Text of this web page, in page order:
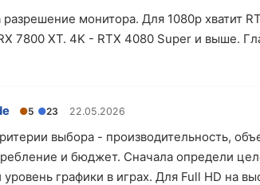
монитора. Для 1080p хватит
7800 XT. 4K - RTX 4080 Super и выше.
●5 ●23 22.05.2026
выбора - производительность,
и бюджет. Сначала определи
графики в играх. Для Full HD на